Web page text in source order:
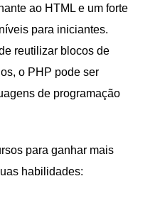
ao HTML e um forte
para iniciantes.
reutilizar blocos de
o PHP pode ser
de programação
para ganhar mais
habilidades: